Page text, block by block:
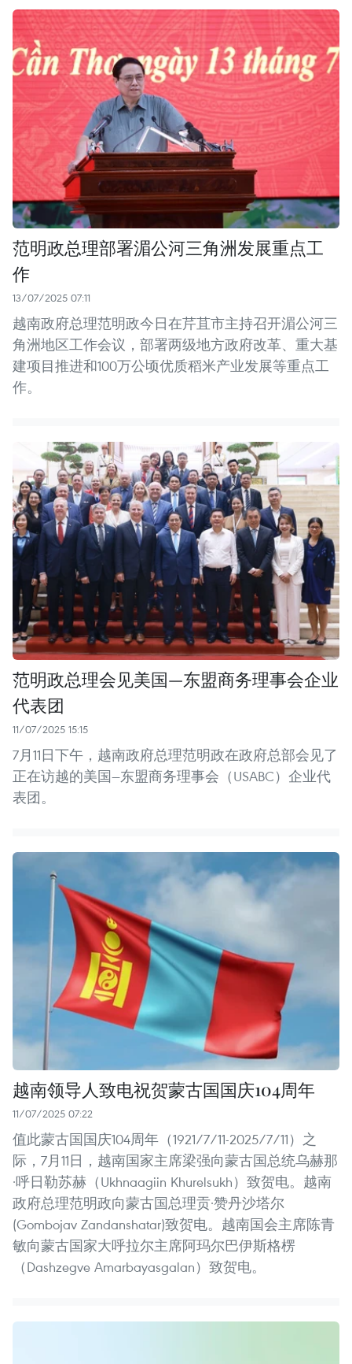
范明政总理部署湄公河三角洲发展重点工
作
13/07/2025 07:11
越南政府总理范明政今日在芹苴市主持召开湄公河三
角洲地区工作会议，部署两级地方政府改革、重大基
建项目推进和100万公顷优质稻米产业发展等重点工
作。
范明政总理会见美国—东盟商务理事会企业
代表团
11/07/2025 15:15
7月11日下午，越南政府总理范明政在政府总部会见了
正在访越的美国—东盟商务理事会（USABC）企业代
表团。
越南领导人致电祝贺蒙古国国庆104周年
11/07/2025 07:22
值此蒙古国国庆104周年（1921/7/11-2025/7/11）之
际，7月11日，越南国家主席梁强向蒙古国总统乌赫那
·呼日勒苏赫（Ukhnaagiin Khurelsukh）致贺电。越南
政府总理范明政向蒙古国总理贡·赞丹沙塔尔
(Gombojav Zandanshatar)致贺电。越南国会主席陈青
敏向蒙古国家大呼拉尔主席阿玛尔巴伊斯格楞
（Dashzegve Amarbayasgalan）致贺电。